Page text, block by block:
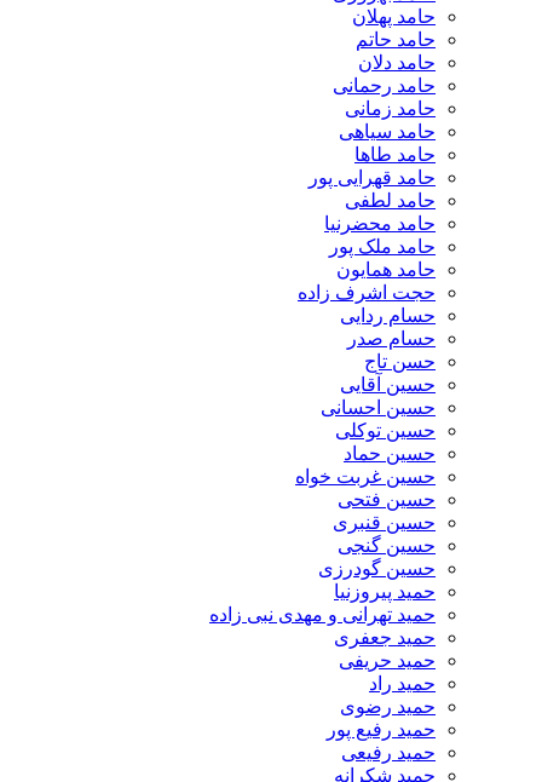
حامد پهلان
حامد حاتم
حامد دلان
حامد رحمانی
حامد زمانی
حامد سیاهی
حامد طاها
حامد قهرایی پور
حامد لطفی
حامد محضرنیا
حامد ملک پور
حامد همایون
حجت اشرف زاده
حسام ردایی
حسام صدر
حسن تاج
حسین آقایی
حسین احسانی
حسین توکلی
حسین حماد
حسین غربت خواه
حسین فتحی
حسین قنبری
حسین گنجی
حسین گودرزی
حمید پیروزنیا
حمید تهرانی و مهدی نبی زاده
حمید جعفری
حمید حریفی
حمید راد
حمید رضوی
حمید رفیع پور
حمید رفیعی
حمید شکرانه